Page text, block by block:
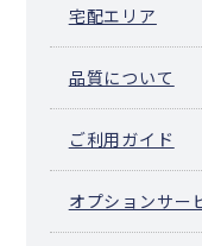
宅配エリア
品質について
ご利用ガイド
オプションサー